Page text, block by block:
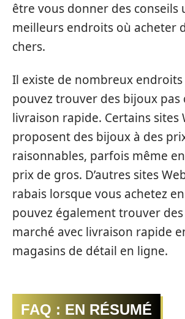
être vous donner des conseils
meilleurs endroits où acheter
chers.
Il existe de nombreux
pouvez trouver des bijoux pas
livraison rapide. Certains sites
proposent des bijoux à des
raisonnables, parfois même
prix de gros. D’autres sites
rabais lorsque vous achetez
pouvez également trouver
marché avec livraison rapide
magasins de détail en ligne.
FAQ : EN RÉSUMÉ